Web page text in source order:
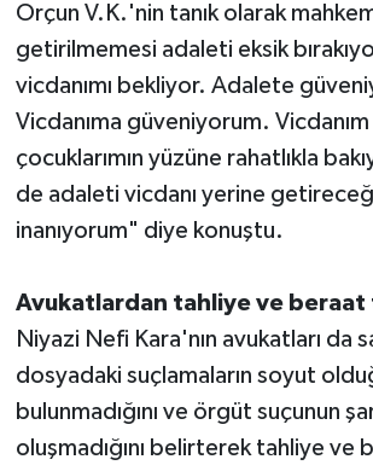
Orçun V.K.'nin tanık olarak
getirilmemesi adaleti eksik
vicdanımı bekliyor. Adalete
Vicdanıma güveniyorum.
çocuklarımın yüzüne rahatlıkla
de adaleti vicdanı yerine
inanıyorum" diye konuştu.
Avukatlardan tahliye ve beraat
Niyazi Nefi Kara'nın avukatları da
dosyadaki suçlamaların soyut
bulunmadığını ve örgüt suçunun
oluşmadığını belirterek tahliye ve